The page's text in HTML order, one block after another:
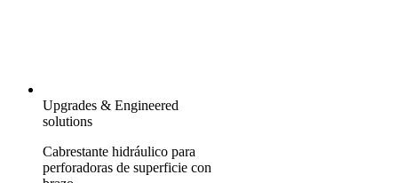
Upgrades & Engineered
solutions
Cabrestante hidráulico para
perforadoras de superficie con